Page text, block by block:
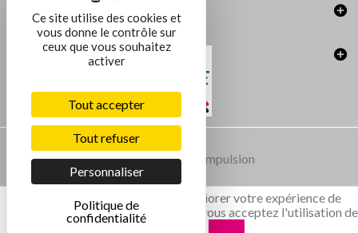
Informations
Conception et réalisation :Agence Impulsion
Ce site utilise des cookies pour améliorer votre expérience de
navigation. En validant ce message, vous acceptez l'utilisation
Ce site utilise des cookies et
vous donne le contrôle sur
ceux que vous souhaitez
activer
Tout accepter
Tout refuser
Personnaliser
Politique de
confidentialité